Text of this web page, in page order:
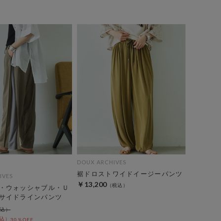
ウォッシャブル・Ｕ
イドラインパンツ
30％OFF
DOUX ARCHIVES
裾ドロストワイドイージーパンツ
￥13,200